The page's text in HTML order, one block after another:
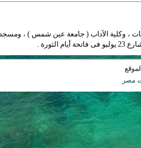
، وكلية الآداب ( جامعة عين شمس ) ،
.
مصر